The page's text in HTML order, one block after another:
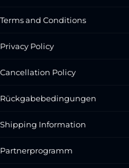
Terms and Conditions
Privacy Policy
Cancellation Policy
Rückgabebedingungen
Shipping Information
Partnerprogramm